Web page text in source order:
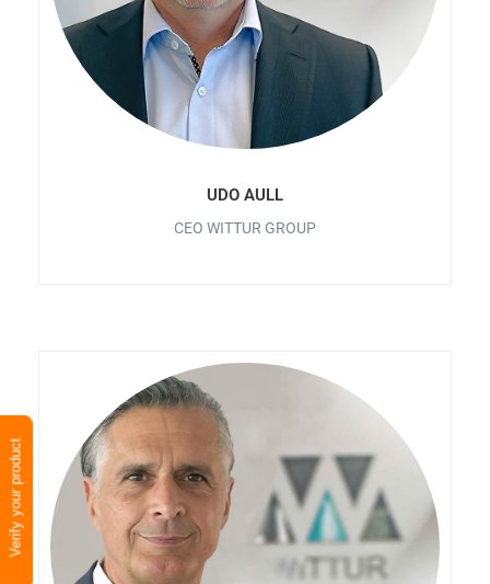
Verify your product
UDO AULL
CEO WITTUR GROUP